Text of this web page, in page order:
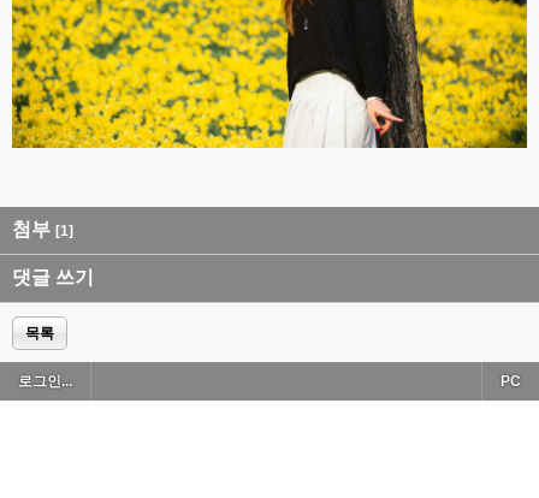
첨부 [1]
댓글 쓰기
목록
로그인... PC